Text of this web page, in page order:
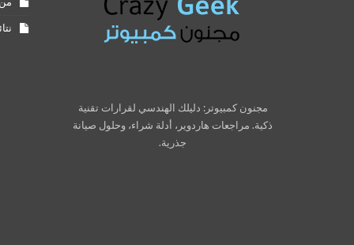
مجنون كمبيوتر: دليلك الهندسي لقرارات تقنية
ذكية. مراجعات هاردوير، أدلة شراء، وحلول صيانة
جذرية.